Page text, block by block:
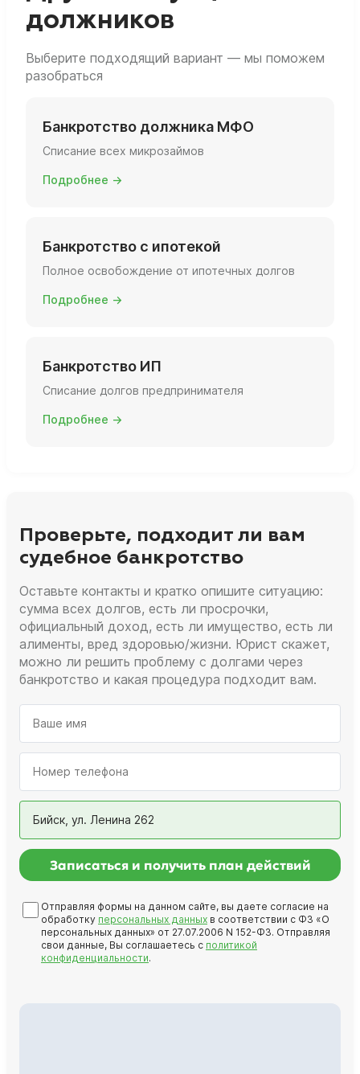
должников
Выберите подходящий вариант — мы поможем
разобраться
Банкротство должника МФО
Списание всех микрозаймов
Подробнее →
Банкротство с ипотекой
Полное освобождение от ипотечных долгов
Подробнее →
Банкротство ИП
Списание долгов предпринимателя
Подробнее →
Проверьте, подходит ли вам
судебное банкротство
Оставьте контакты и кратко опишите ситуацию:
сумма всех долгов, есть ли просрочки,
официальный доход, есть ли имущество, есть ли
алименты, вред здоровью/жизни. Юрист скажет,
можно ли решить проблему с долгами через
банкротство и какая процедура подходит вам.
Бийск, ул. Ленина 262
Записаться и получить план действий
Отправляя формы на данном сайте, вы даете согласие на
обработку персональных данных в соответствии с ФЗ «О
персональных данных» от 27.07.2006 N 152-ФЗ. Отправляя
свои данные, Вы соглашаетесь с политикой
конфиденциальности.